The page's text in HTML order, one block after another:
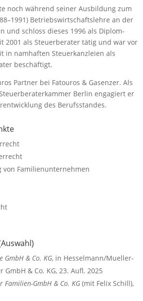
noch während seiner Ausbildung zum
Betriebswirtschaftslehre an der
und schloss dieses 1996 als Diplom-
2001 als Steuerberater tätig und war vor
in namhaften Steuerkanzleien als
beschäftigt.
Partner bei Fatouros & Gasenzer. Als
Berlin engagiert er
des Berufsstandes.
von Familienunternehmen
GmbH & Co. KG, in Hesselmann/Mueller-
& Co. KG, 23. Aufl. 2025
Familien-GmbH & Co. KG (mit Felix Schill),